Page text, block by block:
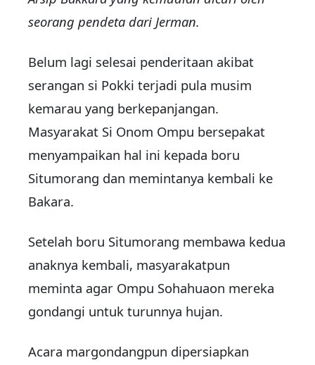
seorang pendeta dari Jerman.
Belum lagi selesai penderitaan akibat
serangan si Pokki terjadi pula musim
kemarau yang berkepanjangan.
Masyarakat Si Onom Ompu bersepakat
menyampaikan hal ini kepada boru
Situmorang dan memintanya kembali ke
Bakara.
Setelah boru Situmorang membawa kedua
anaknya kembali, masyarakatpun
meminta agar Ompu Sohahuaon mereka
gondangi untuk turunnya hujan.
Acara margondangpun dipersiapkan